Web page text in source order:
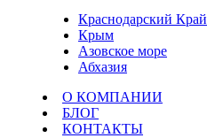
Краснодарский Край
Крым
Азовское море
Абхазия
О КОМПАНИИ
БЛОГ
КОНТАКТЫ